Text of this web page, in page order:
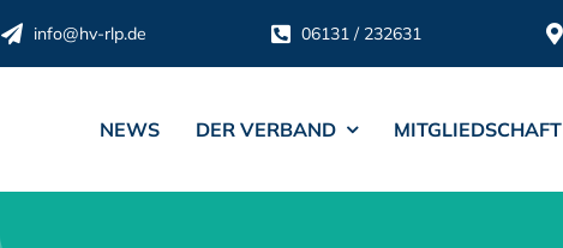
info@hv-rlp.de 06131 / 232631
NEWS DER VERBAND MITGLIEDSCHAFT